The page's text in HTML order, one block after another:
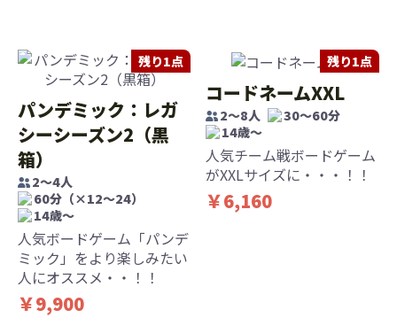
残り1点
パンデミック：レガ
シーシーズン2（黒
箱）
2〜4人
60分（×12〜24）
14歳〜
人気ボードゲーム「パンデ
ミック」をより楽しみたい
人にオススメ・・！！
￥9,900
残り1点
コードネームXXL
2〜8人
30〜60分
14歳〜
人気チーム戦ボードゲーム
がXXLサイズに・・・！！
￥6,160